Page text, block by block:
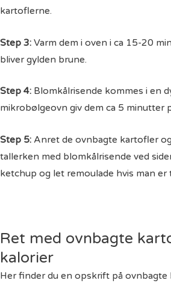
kartoflerne.
Step 3: Varm dem i oven i ca 15-20
bliver gylden brune.
Step 4: Blomkålrisende kommes i en
mikrobølgeovn giv dem ca 5 minutter
Step 5: Anret de ovnbagte kartofler
tallerken med blomkålrisende ved
ketchup og let remoulade hvis man er
Ret med ovnbagte
kalorier
Her finder du en opskrift på